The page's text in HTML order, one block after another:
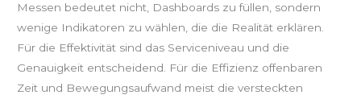
Messen bedeutet nicht, Dashboards zu füllen, sondern
wenige Indikatoren zu wählen, die die Realität erklären.
Für die Effektivität sind das Serviceniveau und die
Genauigkeit entscheidend. Für die Effizienz offenbaren
Zeit und Bewegungsaufwand meist die versteckten